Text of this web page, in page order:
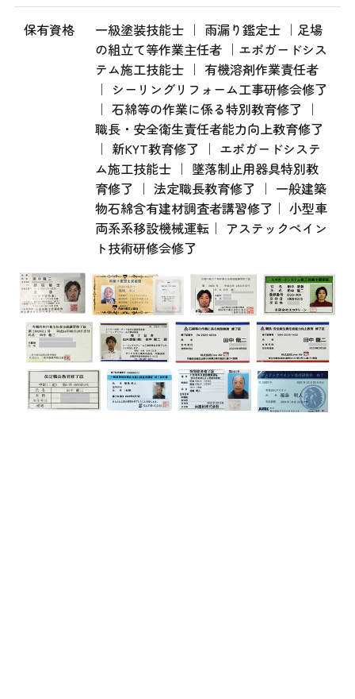
保有資格
一級塗装技能士 ｜ 雨漏り鑑定士 ｜足場
の組立て等作業主任者 ｜エポガードシス
テム施工技能士 ｜ 有機溶剤作業責任者
｜ シーリングリフォーム工事研修会修了
｜ 石綿等の作業に係る特別教育修了 ｜
職長・安全衛生責任者能力向上教育修了
｜ 新KYT教育修了 ｜ エポガードシステ
ム施工技能士 ｜ 墜落制止用器具特別教
育修了 ｜ 法定職長教育修了 ｜ 一般建築
物石綿含有建材調査者講習修了｜ 小型車
両系系移設機械運転｜ アステックペイン
ト技術研修会修了